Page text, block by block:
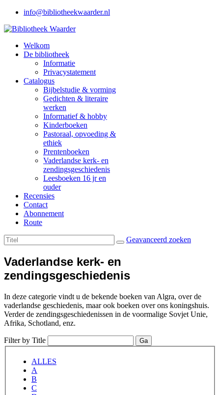
info@bibliotheekwaarder.nl
Welkom
De bibliotheek
Informatie
Privacystatement
Catalogus
Bijbelstudie & vorming
Gedichten & literaire
werken
Informatief & hobby
Kinderboeken
Pastoraal, opvoeding &
ethiek
Prentenboeken
Vaderlandse kerk- en
zendingsgeschiedenis
Leesboeken 16 jr en
ouder
Recensies
Contact
Abonnement
Route
Geavanceerd zoeken
Vaderlandse kerk- en
zendingsgeschiedenis
In deze categorie vindt u de bekende boeken van Algra, over de
vaderlandse geschiedenis, maar ook boeken over ons koningshuis.
Verder de zendingsgeschiedenissen in de voormalige Sovjet Unie,
Afrika, Schotland, enz.
Filter by Title Ga
ALLES
A
B
C